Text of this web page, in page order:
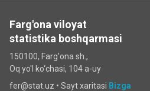
Farg'ona viloyat
statistika boshqarmasi
150100, Farg'ona sh.,
Oq yo'l ko‘chаsi, 104 a-uy
fer@stat.uz • Sayt xaritasi Bizga